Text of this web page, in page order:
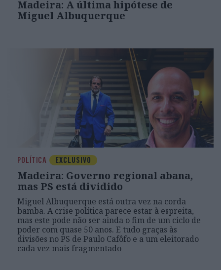
Madeira: A última hipótese de
Miguel Albuquerque
POLÍTICA EXCLUSIVO
Madeira: Governo regional abana,
mas PS está dividido
Miguel Albuquerque está outra vez na corda
bamba. A crise política parece estar à espreita,
mas este pode não ser ainda o fim de um ciclo de
poder com quase 50 anos. E tudo graças às
divisões no PS de Paulo Cafôfo e a um eleitorado
cada vez mais fragmentado